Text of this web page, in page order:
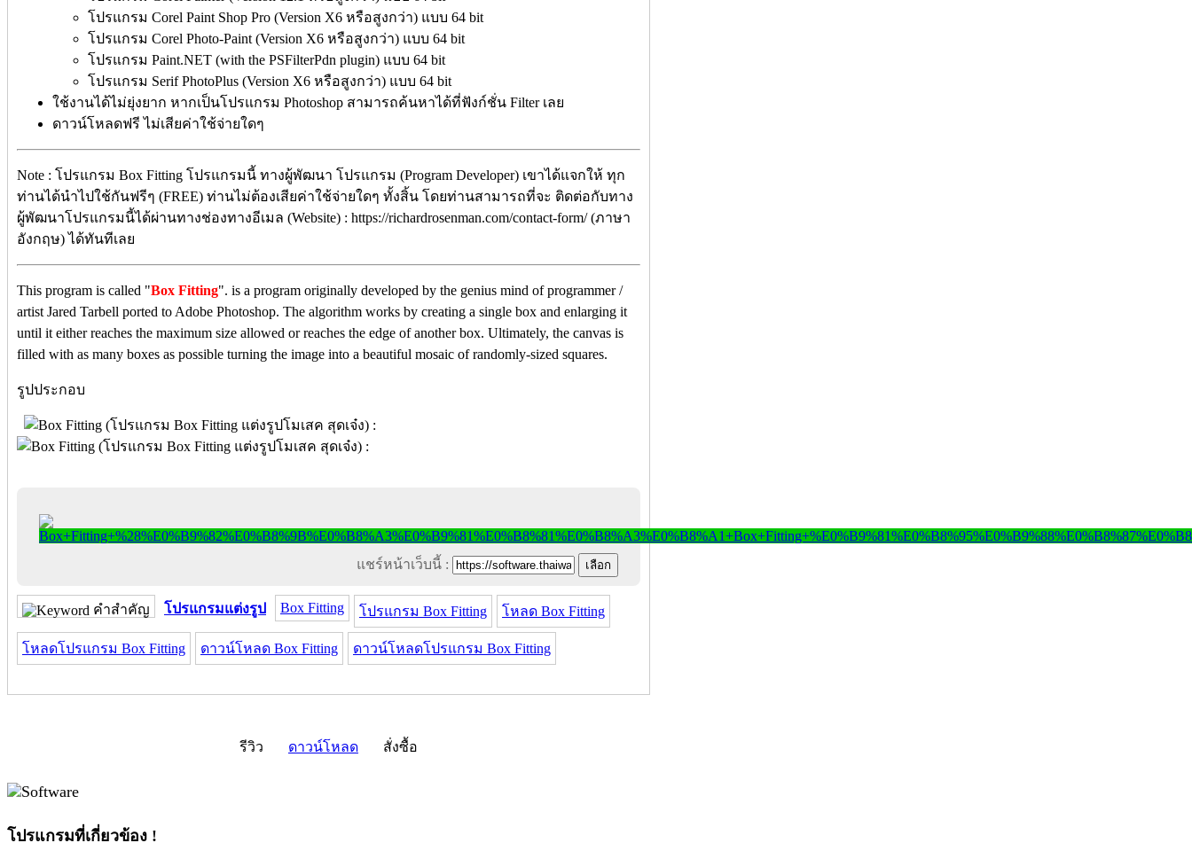
โปรแกรม Corel Paint Shop Pro (Version X6 หรือสูงกว่า) แบบ 64 bit
โปรแกรม Corel Photo-Paint (Version X6 หรือสูงกว่า) แบบ 64 bit
โปรแกรม Paint.NET (with the PSFilterPdn plugin) แบบ 64 bit
โปรแกรม Serif PhotoPlus (Version X6 หรือสูงกว่า) แบบ 64 bit
ใช้งานได้ไม่ยุ่งยาก หากเป็นโปรแกรม Photoshop สามารถค้นหาได้ที่ฟังก์ชั่น Filter เลย
ดาวน์โหลดฟรี ไม่เสียค่าใช้จ่ายใดๆ
Note : โปรแกรม Box Fitting โปรแกรมนี้ ทางผู้พัฒนา โปรแกรม (Program Developer) เขาได้แจกให้ ทุก
ท่านได้นำไปใช้กันฟรีๆ (FREE) ท่านไม่ต้องเสียค่าใช้จ่ายใดๆ ทั้งสิ้น โดยท่านสามารถที่จะ ติดต่อกับทาง
ผู้พัฒนาโปรแกรมนี้ได้ผ่านทางช่องทางอีเมล (Website) : https://richardrosenman.com/contact-form/ (ภาษา
อังกฤษ) ได้ทันทีเลย
This program is called "Box Fitting". is a program originally developed by the genius mind of programmer /
artist Jared Tarbell ported to Adobe Photoshop. The algorithm works by creating a single box and enlarging it
until it either reaches the maximum size allowed or reaches the edge of another box. Ultimately, the canvas is
filled with as many boxes as possible turning the image into a beautiful mosaic of randomly-sized squares.
รูปประกอบ
แชร์หน้าเว็บนี้ :
คำสำคัญ โปรแกรมแต่งรูป Box Fitting โปรแกรม Box Fitting โหลด Box Fitting
โหลดโปรแกรม Box Fitting ดาวน์โหลด Box Fitting ดาวน์โหลดโปรแกรม Box Fitting
รีวิว ดาวน์โหลด สั่งซื้อ
โปรแกรมที่เกี่ยวข้อง !